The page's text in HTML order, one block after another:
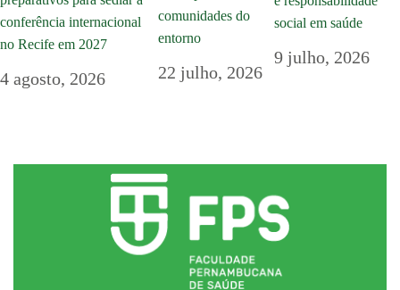
conferência internacional
no Recife em 2027
4 agosto, 2026
comunidades do
entorno
22 julho, 2026
social em saúde
9 julho, 2026